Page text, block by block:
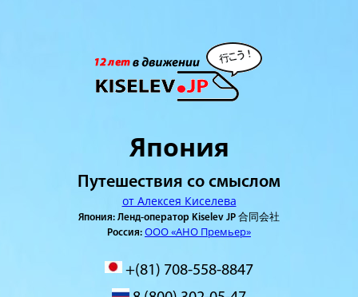
Япония
Путешествия со смыслом
от Алексея Киселева
Япония: Ленд-оператор Kiselev JP 合同会社
Россия: ООО «АНО Премьер»
+(81) 708-558-8847